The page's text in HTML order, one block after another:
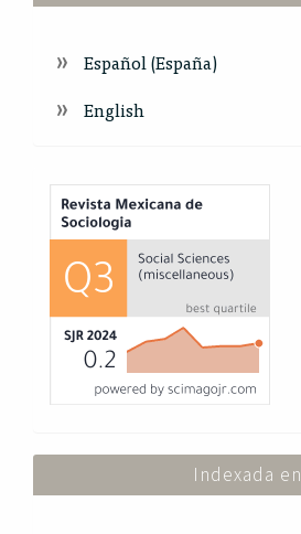
Español (España)
English
Index
Indexada en